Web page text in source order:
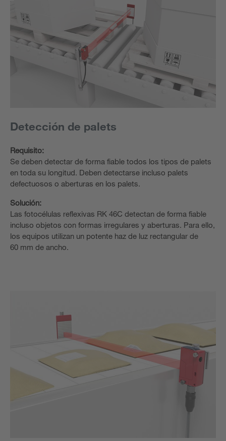
Detección de palets
Requisito:
Se deben detectar de forma fiable todos los tipos de palets
en toda su longitud. Deben detectarse incluso palets
defectuosos o aberturas en los palets.
Solución:
Las fotocélulas reflexivas RK 46C detectan de forma fiable
incluso objetos con formas irregulares y aberturas. Para ello,
los equipos utilizan un potente haz de luz rectangular de
60 mm de ancho.